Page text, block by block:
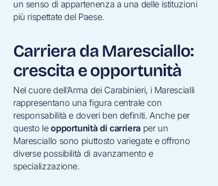
un senso di appartenenza a una delle istituzioni
più rispettate del Paese.
Carriera da Maresciallo:
crescita e opportunità
Nel cuore dell’Arma dei Carabinieri, i Marescialli
rappresentano una figura centrale con
responsabilità e doveri ben definiti. Anche per
questo leopportunità di carriera per un
Maresciallo sono piuttosto variegate e offrono
diverse possibilità di avanzamento e
specializzazione.